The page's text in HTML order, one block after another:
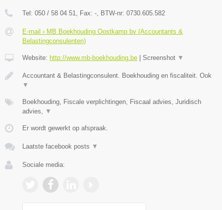
Tel: 050 / 58 04 51 , Fax: - , BTW-nr: 0730.605.582
E-mail › MB Boekhouding Oostkamp bv (Accountants &
Belastingconsulenten)
Website: http://www.mb-boekhouding.be Screenshot ▼
Accountant & Belastingconsulent. Boekhouding en fiscaliteit. Ook
▼
Boekhouding, Fiscale verplichtingen, Fiscaal advies, Juridisch
advies,
▼
Er wordt gewerkt op afspraak.
Laatste facebook posts ▼
Sociale media: